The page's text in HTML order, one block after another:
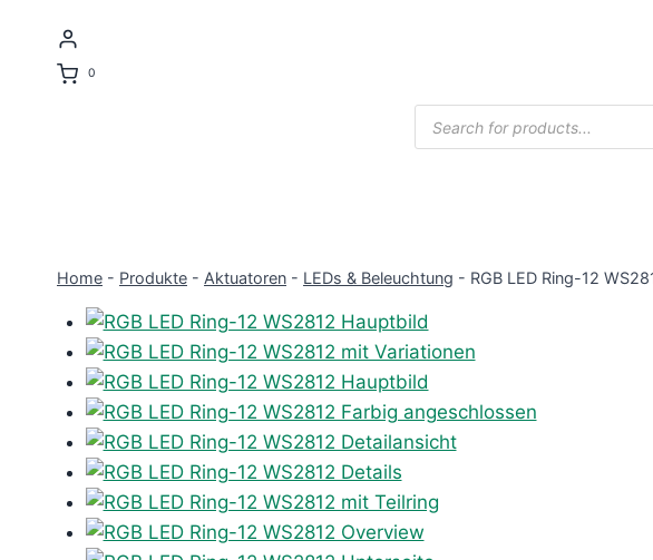
0
Products
search
Home - Produkte - Aktuatoren - LEDs & Beleuchtung - RGB LED Ring-12